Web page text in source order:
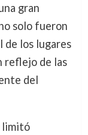
gran
solo fueron
de los lugares
reflejo de las
del
limitó